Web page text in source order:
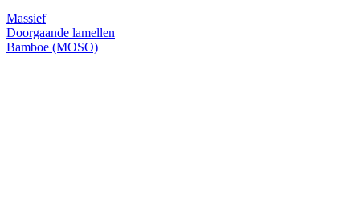
Massief
Doorgaande lamellen
Bamboe (MOSO)